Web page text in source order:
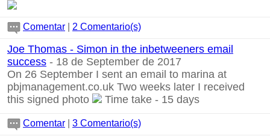
Comentar 2 Comentario(s)
Joe Thomas - Simon in the inbetweeners email
success - 18 de September de 2017
On 26 September I sent an email to marina at
pbjmanagement.co.uk Two weeks later I received
this signed photo
Time take - 15 days
Comentar 3 Comentario(s)